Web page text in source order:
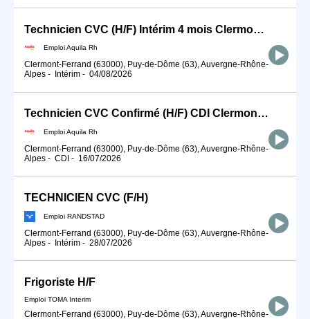
Technicien CVC (H/F) Intérim 4 mois Clermont-Ferrand
Emploi Aquila Rh
Clermont-Ferrand (63000), Puy-de-Dôme (63), Auvergne-Rhône-
Alpes - Intérim - 04/08/2026
Technicien CVC Confirmé (H/F) CDI Clermont-Ferrand
Emploi Aquila Rh
Clermont-Ferrand (63000), Puy-de-Dôme (63), Auvergne-Rhône-
Alpes - CDI - 16/07/2026
TECHNICIEN CVC (F/H)
Emploi RANDSTAD
Clermont-Ferrand (63000), Puy-de-Dôme (63), Auvergne-Rhône-
Alpes - Intérim - 28/07/2026
Frigoriste H/F
Emploi TOMA Interim
Clermont-Ferrand (63000), Puy-de-Dôme (63), Auvergne-Rhône-